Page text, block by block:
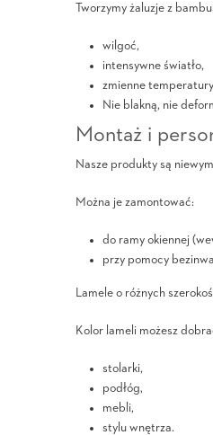
Tworzymy żaluzje z
wilgoć,
intensywne światło,
zmienne
Nie blakną, nie
Montaż i
Nasze produkty są
Można je zamontować:
do ramy okiennej
przy pomocy
Lamele o różnych
Kolor lameli możesz
stolarki,
podłóg,
mebli,
stylu wnętrza.